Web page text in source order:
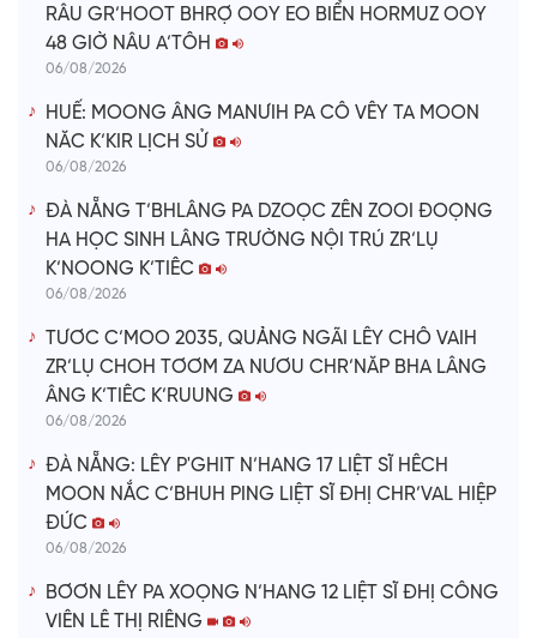
RÂU GR’HOOT BHRỢ OOY EO BIỂN HORMUZ OOY
48 GIỜ NÂU A’TÔH
06/08/2026
HUẾ: MOONG ÂNG MANƯIH PA CÔ VÊY TA MOON
NĂC K’KIR LỊCH SỬ
06/08/2026
ĐÀ NẴNG T’BHLÂNG PA DZOỌC ZÊN ZOOI ĐOỌNG
HA HỌC SINH LÂNG TRƯỜNG NỘI TRÚ ZR’LỤ
K’NOONG K’TIÊC
06/08/2026
TƯƠC C’MOO 2035, QUẢNG NGÃI LÊY CHÔ VAIH
ZR’LỤ CHOH TƠƠM ZA NƯƠU CHR’NĂP BHA LÂNG
ÂNG K’TIÊC K’RUUNG
06/08/2026
ĐÀ NẴNG: LÊY P'GHIT N’HANG 17 LIỆT SĨ HÊCH
MOON NẮC C’BHUH PING LIỆT SĨ ĐHỊ CHR’VAL HIỆP
ĐỨC
06/08/2026
BƠƠN LÊY PA XOỌNG N’HANG 12 LIỆT SĨ ĐHỊ CÔNG
VIÊN LÊ THỊ RIÊNG